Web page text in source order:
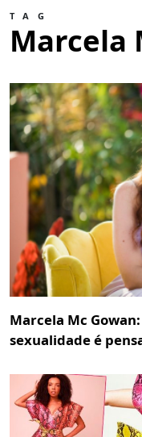
TAG
Marcela
Marcela Mc
sexualidade é